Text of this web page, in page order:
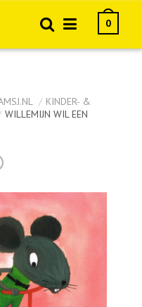
0
/ KINDER- &
WILLEMIJN WIL EEN